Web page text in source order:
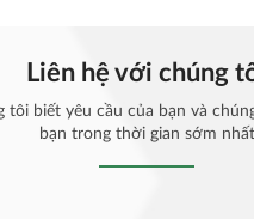
Liên hệ với chúng
tôi biết yêu cầu của bạn và
bạn trong thời gian sớm nhất